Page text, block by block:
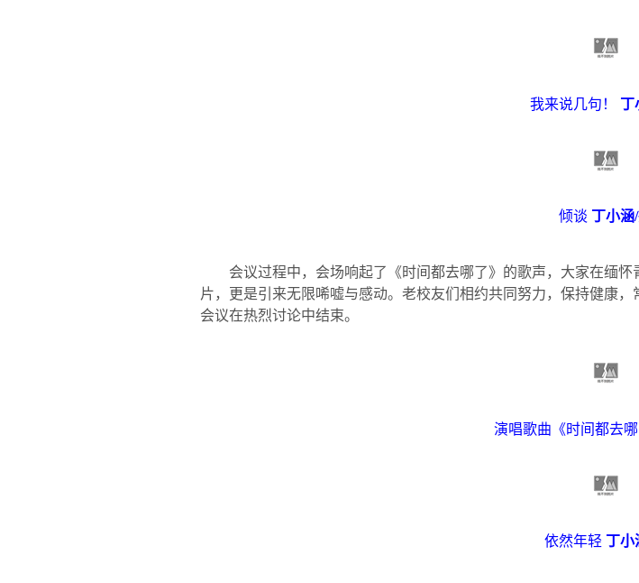
我来说几句！ 丁
倾谈 丁小涵/
会议过程中，会场响起了《时间都去哪了》的歌声，大家在缅
片，更是引来无限唏嘘与感动。老校友们相约共同努力，保持健康
会议在热烈讨论中结束。
演唱歌曲《时间都去哪
依然年轻 丁小